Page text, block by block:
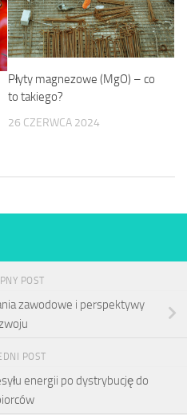
Płyty magnezowe (MgO) – co
to takiego?
26 CZERWCA 2024
POST
zawodowe i perspektywy
POST
energii po dystrybucję do